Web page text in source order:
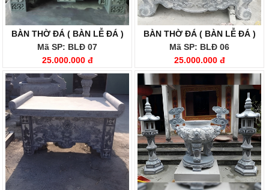
BÀN THỜ ĐÁ ( BÀN LỄ ĐÁ )
Mã SP: BLĐ 07
25.000.000 đ
BÀN THỜ ĐÁ ( BÀN LỄ ĐÁ )
Mã SP: BLĐ 06
25.000.000 đ